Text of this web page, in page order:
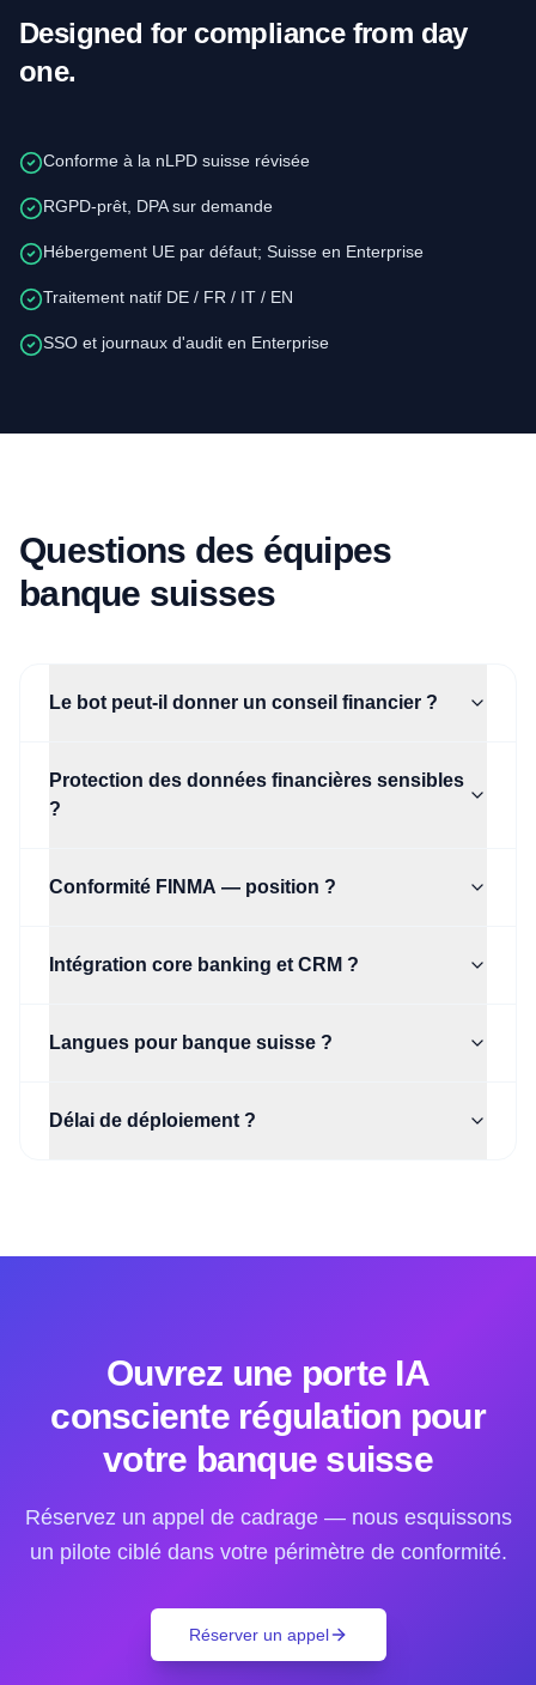
Designed for compliance from day
one.
Conforme à la nLPD suisse révisée
RGPD-prêt, DPA sur demande
Hébergement UE par défaut; Suisse en Enterprise
Traitement natif DE / FR / IT / EN
SSO et journaux d'audit en Enterprise
Questions des équipes
banque suisses
Le bot peut-il donner un conseil financier ?
Protection des données financières sensibles
?
Conformité FINMA — position ?
Intégration core banking et CRM ?
Langues pour banque suisse ?
Délai de déploiement ?
Ouvrez une porte IA
consciente régulation pour
votre banque suisse
Réservez un appel de cadrage — nous esquissons
un pilote ciblé dans votre périmètre de conformité.
Réserver un appel